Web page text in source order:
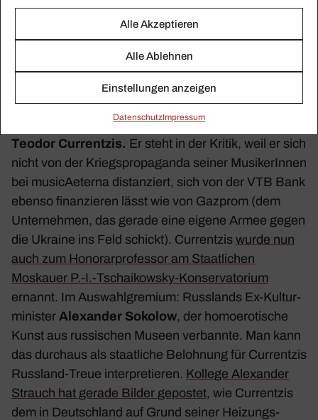
Alle Akzeptieren
Alle Ablehnen
Einstellungen anzeigen
Daten­schutzImpressum
Das Schweigen der
Lämmer
Vor seinen anste­henden Diri­gaten in Europa gibt es
aller­hand neue Meldungen rund um den Diri­genten
Teodor Curr­entzis. Er steht in der Kritik, weil er sich
nicht von der Kriegs­pro­pa­ganda seiner Musi­ke­rInnen
bei musi­cAe­terna distan­ziert, sich von der VTB Bank
ebenso finan­zieren lässt wie von Gazprom (dem
Unter­nehmen, das gerade eine eigene Armee gegen
die Ukraine ins Feld schickt). Curr­entzis wurde nun
auch zum Hono­rar­pro­fessor am Staat­li­chen
Moskauer P.-I.-Tschaikowsky-Konservatorium
ernannt. Im Auswahl­gre­mium: Russ­lands Ex-Kultur­
mi­nister Alex­ander Sokolow, der homo­ero­ti­sche
Kunst aus russi­schen Museen verbannte. Man kann
das durchaus als staat­liche Beloh­nung für Curr­entzis
Russ­land-Treue inter­pre­tieren. Kollege Alex­ander
Strauch hat gerade Bilder gepostet, wie Curr­entzis
dem in Deutsch­land auf Grund seiner Heizungs-